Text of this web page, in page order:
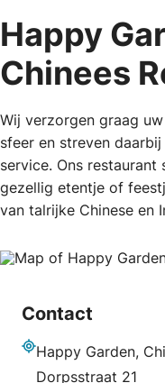
Happy
Chinees
Wij verzorgen graag
sfeer en streven
service. Ons
gezellig etentje of
van talrijke Chinese en
Contact
Adres
Happy Garden,
Dorpsstraat 21